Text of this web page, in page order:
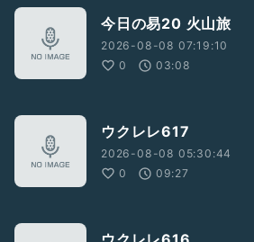
今日の易20 火山旅
2026-08-08 07:19:10
0
03:08
ウクレレ617
2026-08-08 05:30:44
0
09:27